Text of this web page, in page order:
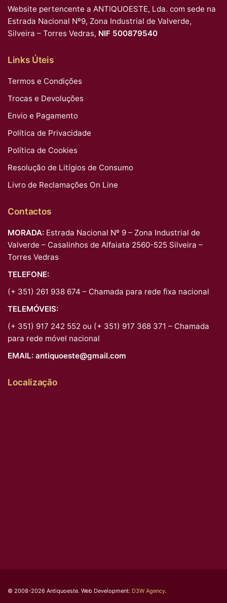
Website pertencente a ANTIQUOESTE, Lda. com sede na
Estrada Nacional Nº9, Zona Industrial de Valverde,
Silveira – Torres Vedras, NIF 500879540
Links Úteis
Termos e Condições
Trocas e Devoluções
Envio e Pagamento
Política de Privacidade
Política de Cookies
Resolução de Litígios de Consumo
Livro de Reclamações On Line
Contactos
MORADA: Estrada Nacional Nº 9 – Zona Industrial de
Valverde – Casalinhos de Alfaiata 2560-525 Silveira –
Torres Vedras
TELEFONE:
(+ 351) 261 938 674 – Chamada para rede fixa nacional
TELEMÓVEIS:
(+ 351) 917 242 552 ou (+ 351) 917 368 371 – Chamada
para rede móvel nacional
EMAIL: antiquoeste@gmail.com
Localização
© 2008-2026 Antiquoeste. Web Development: D3W Agency.